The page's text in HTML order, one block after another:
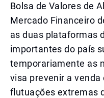
Bolsa de Valores de
Mercado Financeiro
as duas plataformas
importantes do país
temporariamente as
visa prevenir a
flutuações extremas